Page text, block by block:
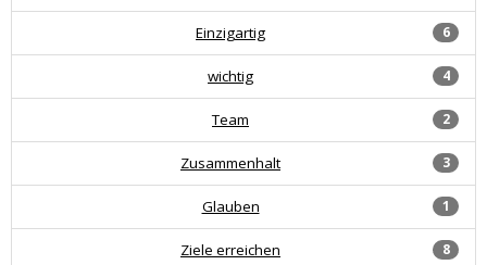
6
Einzigartig
4
wichtig
2
Team
3
Zusammenhalt
1
Glauben
8
Ziele erreichen